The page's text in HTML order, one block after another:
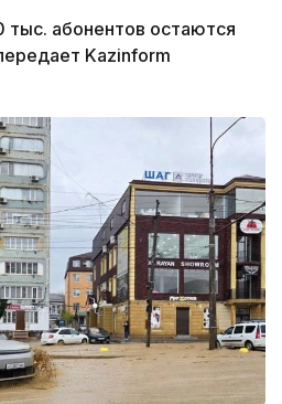
тыс. абонентов остаются
Kazinform